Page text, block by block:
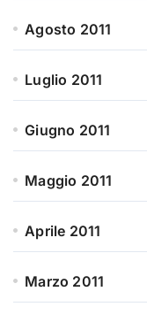
Agosto 2011
Luglio 2011
Giugno 2011
Maggio 2011
Aprile 2011
Marzo 2011